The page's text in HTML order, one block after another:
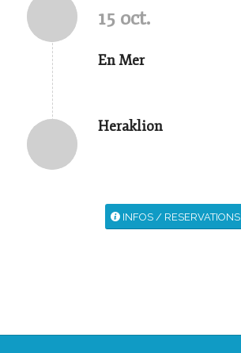
15 oct.
En Mer
Heraklion
INFOS / RESERVATIONS